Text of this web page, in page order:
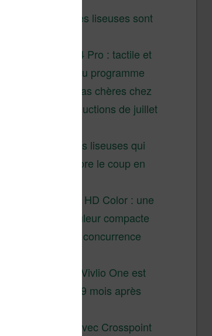
Pourquoi les liseuses sont
XTEINK X4 Pro : tactile et
éclairage au programme
Liseuses pas chères chez
Vivlio – réductions de juillet
3 anciennes liseuses qui
valent encore le coup en
Vivlio Light HD Color : une
liseuse couleur compacte
à prix défiant toute concurrence
La liseuse Vivlio One est
un succès 9 mois après
XTEINK X4 : test avec Crosspoint